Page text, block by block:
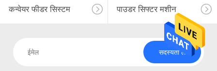
कन्वेयर फीडर सिस्टम पाउडर सिफ्टर मशीन
सदस्यता लें